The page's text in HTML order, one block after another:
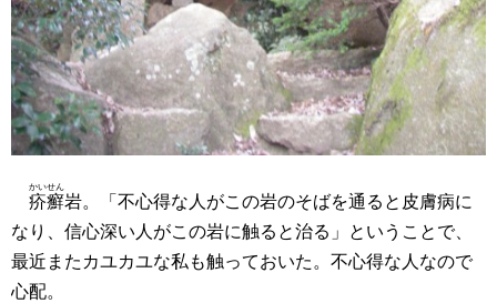
疥癬
かいせん
岩。「不心得な人がこの岩のそばを通ると皮膚病に
なり、信心深い人がこの岩に触ると治る」ということで、
最近またカユカユな私も触っておいた。不心得な人なので
心配。